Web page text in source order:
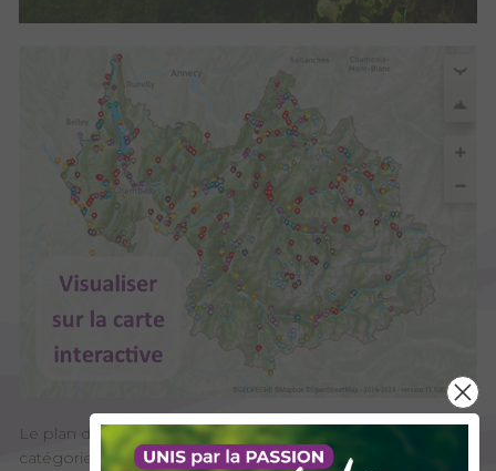
Le plan d'eau des Iles est un plan de plaine de 2ème
catégorie, idéal pour une pêche familiale. On y trouve une